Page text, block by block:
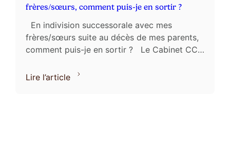
frères/sœurs, comment puis-je en sortir ?
En indivision successorale avec mes
frères/sœurs suite au décès de mes parents,
comment puis-je en sortir ? Le Cabinet CCL,
Lire l’article